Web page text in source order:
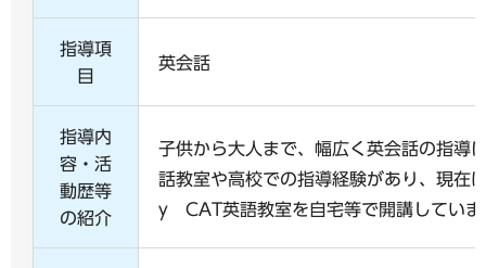
指導項
目
英会話
指導内
容・活
動歴等
の紹介
子供から大人まで、幅広く英会話の指導
話教室や高校での指導経験があり、現在
y CAT英語教室を自宅等で開講していま